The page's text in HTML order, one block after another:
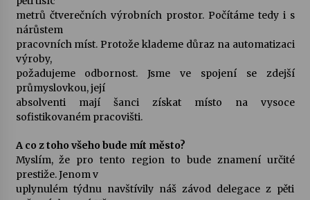
metrů čtverečních výrobních prostor. Počítáme tedy i s
nárůstem
pracovních míst. Protože klademe důraz na automatizaci
výroby,
požadujeme odbornost. Jsme ve spojení se zdejší
průmyslovkou, její
absolventi mají šanci získat místo na vysoce
sofistikovaném pracovišti.
A co z toho všeho bude mít město?
Myslím, že pro tento region to bude znamení určité
prestiže. Jenom v
uplynulém týdnu navštívily náš závod delegace z pěti